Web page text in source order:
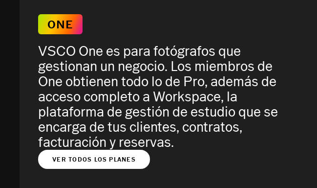
ONE
VSCO One es para fotógrafos que
gestionan un negocio. Los miembros de
One obtienen todo lo de Pro, además de
acceso completo a Workspace, la
plataforma de gestión de estudio que se
encarga de tus clientes, contratos,
facturación y reservas.
VER TODOS LOS PLANES